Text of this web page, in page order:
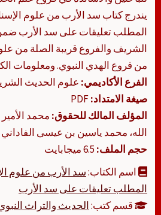
يندرج كتاب سد الأرب من علوم
المطلب تعليقات على سد الأرب
الشريف والفروع قريبة الصلة من
من فروع الهدي النبوي. ومعلومات
الفرع الأكاديمي: علوم الحديث
صيغة الامتداد:
المؤلف المالك للحقوق: محمد
الله، محمد ياسين بن عيسى
حجم الملف:
اسم الكتاب:سد الأرب من علوم
المطلب تعليقات على سد الأرب
قسم كتب:الحديث والتراث